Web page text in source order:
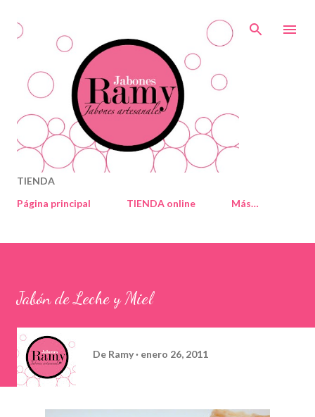
TIENDA
Página principal
TIENDA online Más…
Jabón de Leche y Miel
De Ramy enero 26, 2011